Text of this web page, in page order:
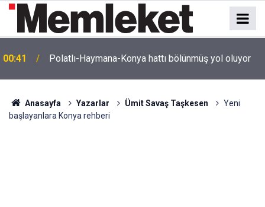
00:41 Polatlı-Haymana-Konya hattı bölünmüş yol oluyor
Anasayfa Yazarlar Ümit Savaş Taşkesen
Yeni
başlayanlara Konya rehberi